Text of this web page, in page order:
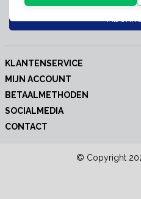
KLANTENSERVICE
MIJN ACCOUNT
BETAALMETHODEN
SOCIALMEDIA
CONTACT
© Copyright